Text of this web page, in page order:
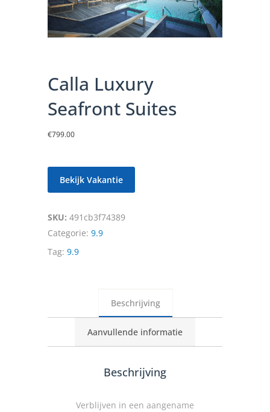
Calla Luxury
Seafront Suites
€799.00
Bekijk Vakantie
SKU: 491cb3f74389
Categorie: 9.9
Tag: 9.9
Beschrijving
Aanvullende informatie
Beschrijving
Verblijven in een aangename